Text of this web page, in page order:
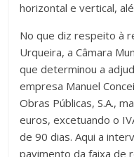
horizontal e vertical,
No que diz respeito à
Urqueira, a Câmara
que determinou a
empresa Manuel
Obras Públicas, S.A.,
euros, excetuando o
de 90 dias. Aqui a
pavimento da faixa de